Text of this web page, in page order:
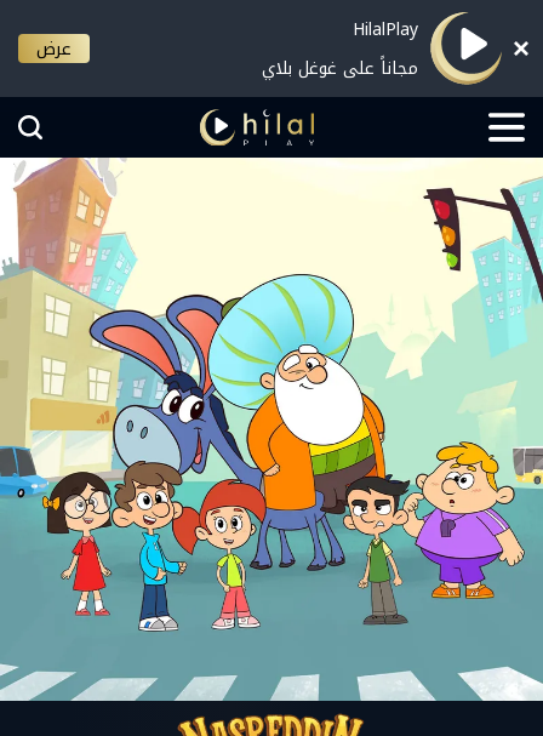
HilalPlay
مجاناً على غوغل بلاي
عرض